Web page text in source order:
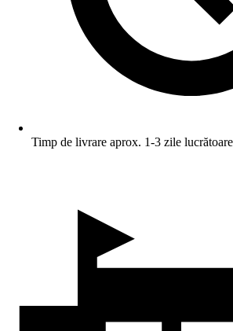
Timp de livrare aprox. 1-3 zile lucrătoare